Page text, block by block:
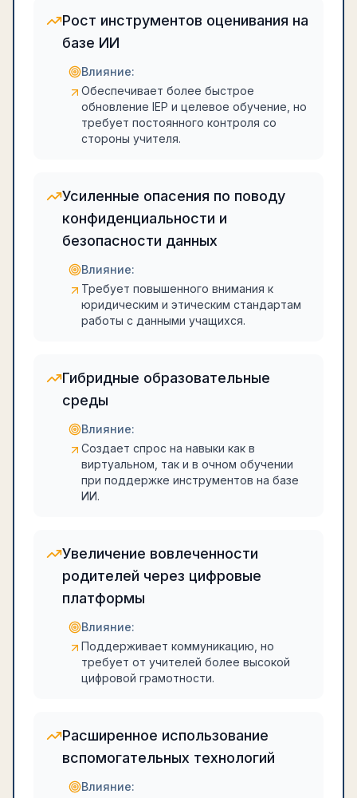
Рост инструментов оценивания на
базе ИИ
Влияние:
Обеспечивает более быстрое
обновление IEP и целевое обучение, но
требует постоянного контроля со
стороны учителя.
Усиленные опасения по поводу
конфиденциальности и
безопасности данных
Влияние:
Требует повышенного внимания к
юридическим и этическим стандартам
работы с данными учащихся.
Гибридные образовательные
среды
Влияние:
Создает спрос на навыки как в
виртуальном, так и в очном обучении
при поддержке инструментов на базе
ИИ.
Увеличение вовлеченности
родителей через цифровые
платформы
Влияние:
Поддерживает коммуникацию, но
требует от учителей более высокой
цифровой грамотности.
Расширенное использование
вспомогательных технологий
Влияние: